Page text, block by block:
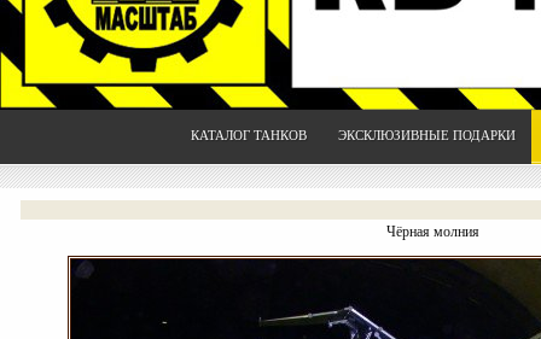
КАТАЛОГ ТАНКОВ ЭКСКЛЮЗИВНЫЕ ПОДАРКИ
Чёрная молния